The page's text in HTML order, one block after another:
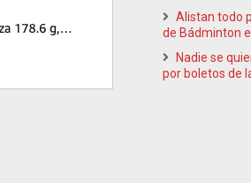
Alistan todo
de Bádminton
Nadie se
por boletos de